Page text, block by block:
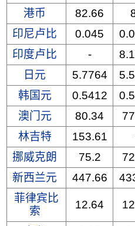
港币
82.66
印尼卢比
0.045
印度卢比
-
日元
5.7764
韩国元
0.5412
澳门元
80.34
林吉特
153.61
挪威克朗
75.2
新西兰元
447.66
菲律宾比
索
12.64